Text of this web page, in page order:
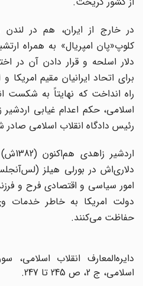
در خارج از ایران، هم در لندن
کلوپ«پان امپریال» به همراه
دلار اسلحه و قرار دادن آن در
برای اتحاد ایرانیان مقیم امریکا و
راه انداخت که نهایتاً به شکست
اسلامی، حکم اعدام غیابی اردشیر
رئیس دادگاه انقلاب اسلامی صادر
دلاری‌اش در بورلی هیلز
امور سیاسی و اقتصادی فرح و
دولت امریکا به خاطر خدمات وی
حفاظت می‌کنند.
دایره‌المعارف انقلاب اسلامی،
اسلامی، ج 2، ص 245 تا 247.